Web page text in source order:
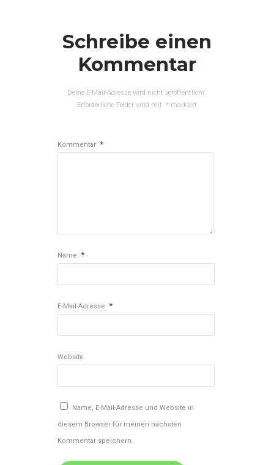
Schreibe einen
Kommentar
Deine E-Mail-Adresse wird nicht veröffentlicht.
Erforderliche Felder sind mit * markiert
Kommentar *
Name *
E-Mail-Adresse *
Website
Name, E-Mail-Adresse und Website in
diesem Browser für meinen nächsten
Kommentar speichern.